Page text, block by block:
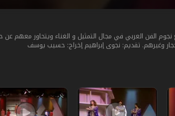
الفن العربي في مجال التمثيل و الغناء ويتحاور معهم
وغيرهم. تقديم: نجوى إبراهيم إخراج: حسيب يوسف